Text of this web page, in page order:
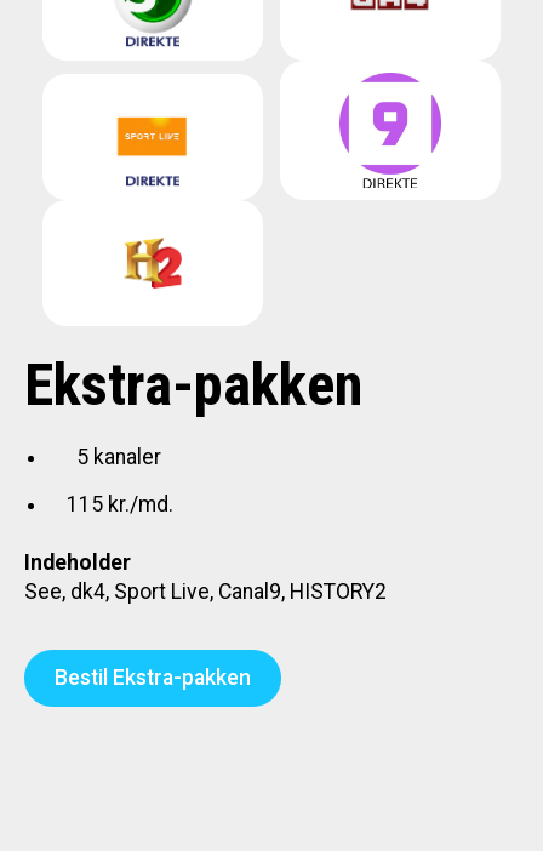
Ekstra-pakken
5 kanaler
115 kr./md.
Indeholder
See, dk4, Sport Live, Canal9, HISTORY2
Bestil Ekstra-pakken